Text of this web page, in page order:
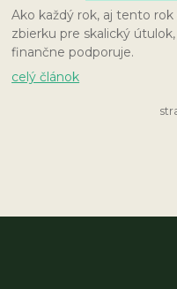
Ako každý rok, aj tento
zbierku pre skalický
finančne podporuje.
celý článok